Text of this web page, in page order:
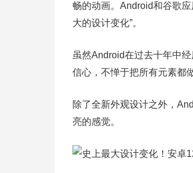
畅的动画。Android和谷歌
大的设计变化”。
虽然Android在过去十年中
信心，不惮于把所有元素都
除了全新外观设计之外，
亮的感觉。